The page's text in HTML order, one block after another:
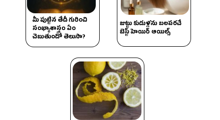
జుట్టు కుదుళ్లను బలపరచే
బెస్ట్ హెయిర్ ఆయిల్స్
మీ పుట్టిన తేదీ గురించి
సంఖ్యాశాస్త్రం ఏం
చెబుతుందో తెలుసా?